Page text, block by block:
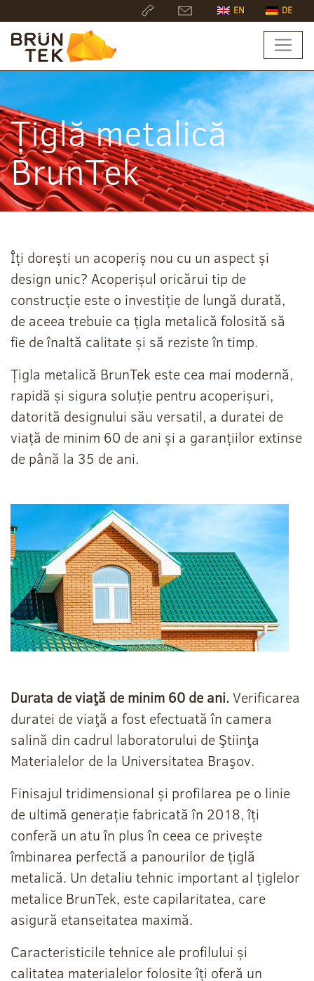
EN DE
Țiglă metalică
BrunTek
Îți dorești un acoperiș nou cu un aspect și
design unic? Acoperișul oricărui tip de
construcție este o investiție de lungă durată,
de aceea trebuie ca țigla metalică folosită să
fie de înaltă calitate și să reziste în timp.
Țigla metalică BrunTek este cea mai modernă,
rapidă și sigura soluție pentru acoperișuri,
datorită designului său versatil, a duratei de
viață de minim 60 de ani și a garanțiilor extinse
de până la 35 de ani.
Durata de viaţă de minim 60 de ani.Verificarea
duratei de viaţă a fost efectuată în camera
salină din cadrul laboratorului de Ştiinţa
Materialelor de la Universitatea Braşov.
Finisajul tridimensional și profilarea pe o linie
de ultimă generație fabricată în 2018, îți
conferă un atu în plus în ceea ce privește
îmbinarea perfectă a panourilor de țiglă
metalică. Un detaliu tehnic important al țiglelor
metalice BrunTek, este capilaritatea, care
asigură etanseitatea maximă.
Caracteristicile tehnice ale profilului și
calitatea materialelor folosite îți oferă un